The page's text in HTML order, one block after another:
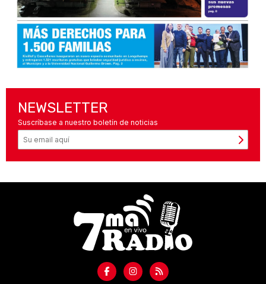
NEWSLETTER
Suscríbase a nuestro boletín de noticias